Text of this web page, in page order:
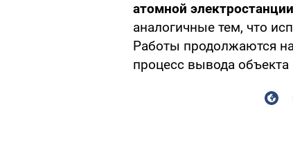
атомной электростанции
аналогичные тем, что
Работы продолжаются
процесс вывода объекта